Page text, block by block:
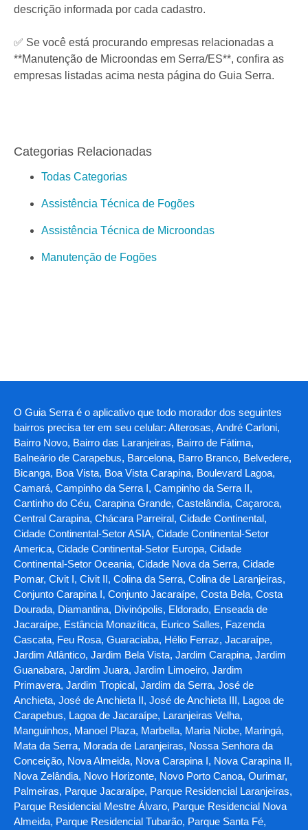
descrição informada por cada cadastro.
✅ Se você está procurando empresas relacionadas a
**Manutenção de Microondas em Serra/ES**, confira as
empresas listadas acima nesta página do Guia Serra.
Categorias Relacionadas
Todas Categorias
Assistência Técnica de Fogões
Assistência Técnica de Microondas
Manutenção de Fogões
O Guia Serra é o aplicativo que todo morador dos seguintes
bairros precisa ter em seu celular: Alterosas, André Carloni,
Bairro Novo, Bairro das Laranjeiras, Bairro de Fátima,
Balneário de Carapebus, Barcelona, Barro Branco, Belvedere,
Bicanga, Boa Vista, Boa Vista Carapina, Boulevard Lagoa,
Camará, Campinho da Serra I, Campinho da Serra II,
Cantinho do Céu, Carapina Grande, Castelândia, Caçaroca,
Central Carapina, Chácara Parreiral, Cidade Continental,
Cidade Continental-Setor ASIA, Cidade Continental-Setor
America, Cidade Continental-Setor Europa, Cidade
Continental-Setor Oceania, Cidade Nova da Serra, Cidade
Pomar, Civit I, Civit II, Colina da Serra, Colina de Laranjeiras,
Conjunto Carapina I, Conjunto Jacaraípe, Costa Bela, Costa
Dourada, Diamantina, Divinópolis, Eldorado, Enseada de
Jacaraípe, Estância Monazítica, Eurico Salles, Fazenda
Cascata, Feu Rosa, Guaraciaba, Hélio Ferraz, Jacaraípe,
Jardim Atlântico, Jardim Bela Vista, Jardim Carapina, Jardim
Guanabara, Jardim Juara, Jardim Limoeiro, Jardim
Primavera, Jardim Tropical, Jardim da Serra, José de
Anchieta, José de Anchieta II, José de Anchieta III, Lagoa de
Carapebus, Lagoa de Jacaraípe, Laranjeiras Velha,
Manguinhos, Manoel Plaza, Marbella, Maria Niobe, Maringá,
Mata da Serra, Morada de Laranjeiras, Nossa Senhora da
Conceição, Nova Almeida, Nova Carapina I, Nova Carapina II,
Nova Zelândia, Novo Horizonte, Novo Porto Canoa, Ourimar,
Palmeiras, Parque Jacaraípe, Parque Residencial Laranjeiras,
Parque Residencial Mestre Álvaro, Parque Residencial Nova
Almeida, Parque Residencial Tubarão, Parque Santa Fé,